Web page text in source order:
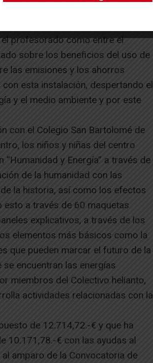
de fuentes renovables.
y sensibilizar sobre el
profesorado como entre el
sobre los beneficios del uso de
las emisiones y los ahorros
esta instalación, despertando el
y el medio ambiente y por este
con el Colegio San Bartolomé de
los niños y niñas del centro
y Energía” a través de
de la humanidad con las
la historia, así como los efectos
a través de 60 maquetas
explicativos, a través de los
elementos más básicos como la
que pueden marcar el futuro de la
encuentran las energías
miembros del Colectivo helianto,
actividades relacionadas con la
de 12.714,72.-€ y que ha
10.171,78.-€ con las ayudas al
amparo de la Convocatoria de